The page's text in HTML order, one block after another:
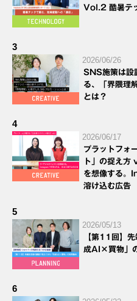
Vol.2 酷暑テ
3
2026/06/26
SNS施策は設
る、「界隈理
とは？
4
2026/06/17
プラットフォ
ト」の捉え
を想像する。
溶け込む広告
5
2026/05/13
【第11回】
成AI×買物」
6